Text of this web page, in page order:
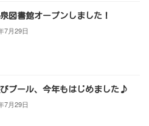
図書館オープンしました！
7月29日
プール、今年もはじめました♪
7月29日